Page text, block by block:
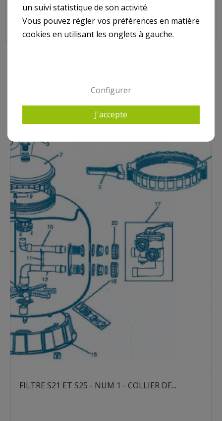
FILTRE S21 ET S25 - NUM 1 - COLLIER DE...
un suivi statistique de son activité.
Vous pouvez régler vos préférences en matière
cookies en utilisant les onglets à gauche.
Configurer
J'accepte